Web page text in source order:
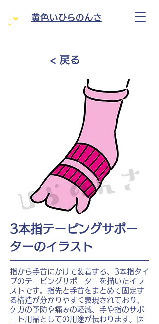
黄色いひらのんさ
< 戻る
3本指テーピングサポー
ターのイラスト
指から手首にかけて装着する、3本指タイ
プのテーピングサポーターを描いたイラ
ストです。指先と手首をまとめて固定す
る構造が分かりやすく表現されており、
ケガの予防や痛みの軽減、手や指のサポ
ート用品としての用途が伝わります。医